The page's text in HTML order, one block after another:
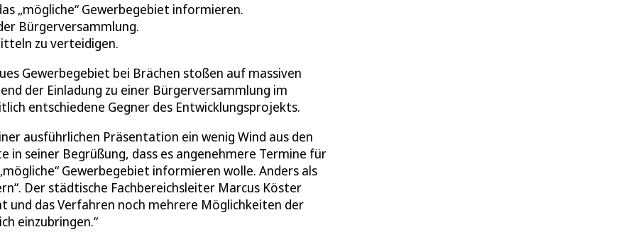
„mögliche“ Gewerbegebiet informieren.
Bürgerversammlung.
zu verteidigen.
Gewerbegebiet bei Brächen stoßen auf massiven
der Einladung zu einer Bürgerversammlung im
entschiedene Gegner des Entwicklungsprojekts.
ausführlichen Präsentation ein wenig Wind aus den
in seiner Begrüßung, dass es angenehmere Termine für
Gewerbegebiet informieren wolle. Anders als
Der städtische Fachbereichsleiter Marcus Köster
und das Verfahren noch mehrere Möglichkeiten der
einzubringen.“